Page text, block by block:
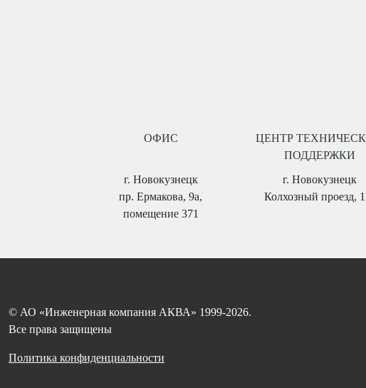
ОФИС
г. Новокузнецк
пр. Ермакова, 9а,
помещение 371
ЦЕНТР
ПОДДЕРЖКИ
г. Новокузнецк
Колхозный проезд,
© АО «Инженерная компания АКВА» 1999-2026.
Все права защищены
Политика конфиденциальности